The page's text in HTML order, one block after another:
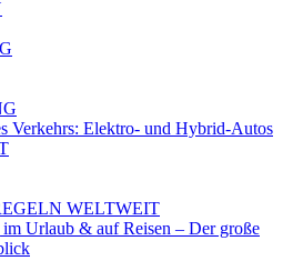
Verkehrs: Elektro- und Hybrid-Autos
WELTWEIT
Urlaub & auf Reisen – Der große